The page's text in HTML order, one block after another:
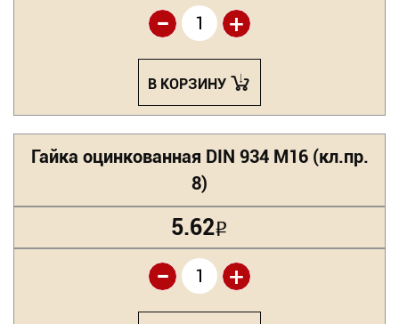
+
-
В КОРЗИНУ
Гайка оцинкованная DIN 934 М16 (кл.пр.
8)
5.62Р
+
-